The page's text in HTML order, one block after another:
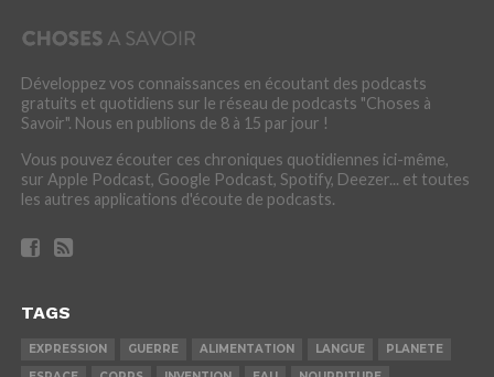
Développez vos connaissances en écoutant des podcasts
gratuits et quotidiens sur le réseau de podcasts "Choses à
Savoir". Nous en publions de 8 à 15 par jour !
Vous pouvez écouter ces chroniques quotidiennes ici-même,
sur Apple Podcast, Google Podcast, Spotify, Deezer... et toutes
les autres applications d'écoute de podcasts.
TAGS
EXPRESSION GUERRE ALIMENTATION LANGUE
PLANETE